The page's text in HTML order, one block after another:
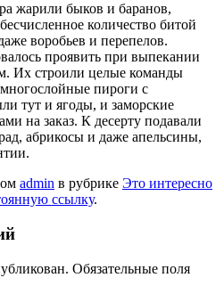
жарили быков и баранов,
количество битой
воробьев и перепелов.
проявить при выпекании
Их строили целые команды
пироги с
тут и ягоды, и заморские
на заказ. К десерту подавали
абрикосы и даже апельсины,
admin в рубрике Это интересно
ссылку.
Обязательные поля